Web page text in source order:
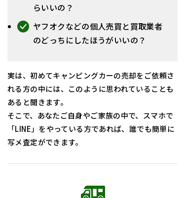
らいいの？
ヤフオクなどの個人売買と買取業者
のどっちにしたほうがいいの？
実は、初めてキャンピングカーの売却をご依頼さ
れる方の中には、このように思われていることも
あると聞きます。
そこで、あなたご自身やご家族の中で、スマホで
「LINE」をやっている方であれば、誰でも簡単に
写メ査定ができます。